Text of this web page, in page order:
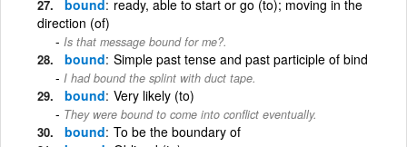
bound ready, able to start or go (to); moving in the
direction (of)
Is that message bound for me?.
bound Simple past tense and past participle of bind
I had bound the splint with duct tape.
bound Very likely (to)
They were bound to come into conflict eventually.
bound To be the boundary of